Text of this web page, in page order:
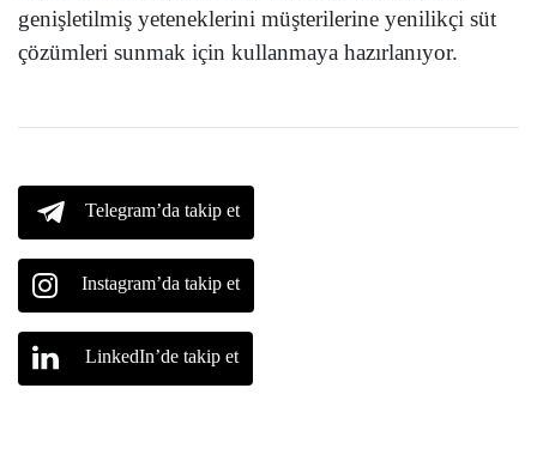
genişletilmiş yeteneklerini müşterilerine yenilikçi süt
çözümleri sunmak için kullanmaya hazırlanıyor.
Telegram’da takip et
Instagram’da takip et
LinkedIn’de takip et